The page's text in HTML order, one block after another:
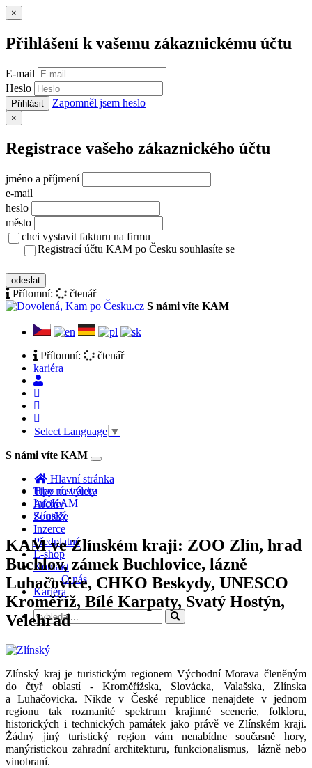
×
Přihlášení k vašemu zákaznickému účtu
E-mail
Heslo
Přihlásit Zapomněl jsem heslo
×
Registrace vašeho zákaznického účtu
jméno a příjmení
e-mail
heslo
město
chci vystavit fakturu na firmu
Registrací účtu KAM po Česku souhlasíte se
odeslat
Přítomní:
čtenář
S námi víte KAM
Přítomní:
čtenář
kariéra
Select Language ▼
S námi víte KAM
Toggle
navigation
Hlavní stránka
Tipy na výlety
Archiv
Soutěže
Inzerce
Předplatné
E-shop
Kontakt
O nás
Kariéra
Hlavní stránka
InfoKAM
Zlínský
KAM ve Zlínském kraji: ZOO Zlín, hrad
Buchlov, zámek Buchlovice, lázně
Luhačovice, CHKO Beskydy, UNESCO
Kroměříž, Bílé Karpaty, Svatý Hostýn,
Velehrad
Zlínský kraj je turistickým regionem Východní Morava členěným
do čtyř oblastí - Kroměřížska, Slovácka, Valašska, Zlínska
a Luhačovicka. Nikde v České republice nenajdete v jednom
regionu tak rozmanité spektrum krajinné scenerie, folkloru,
historických i technických památek jako právě ve Zlínském kraji.
Žádný jiný turistický region vám nenabídne současně hory,
manýristickou zahradní architekturu, funkcionalismus, lázně nebo
vinobraní.